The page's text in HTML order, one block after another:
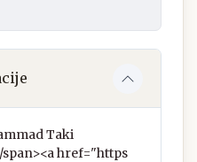
Taki
span><a href="https